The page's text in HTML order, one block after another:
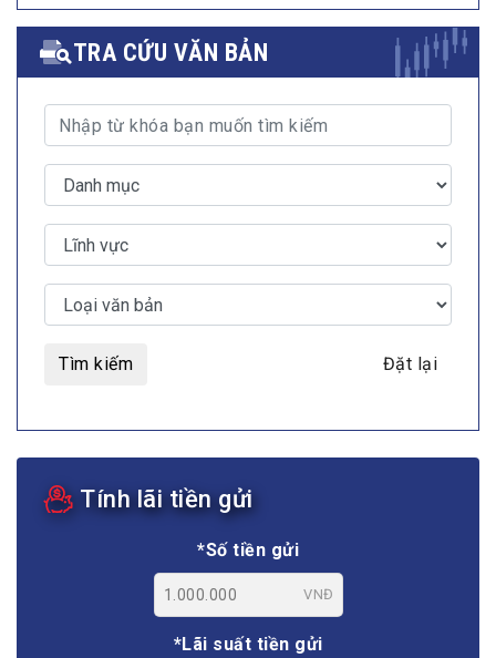
TRA CỨU VĂN BẢN
Tìm kiếm Đặt lại
Tính lãi tiền gửi
*Số tiền gửi
VNĐ
*Lãi suất tiền gửi